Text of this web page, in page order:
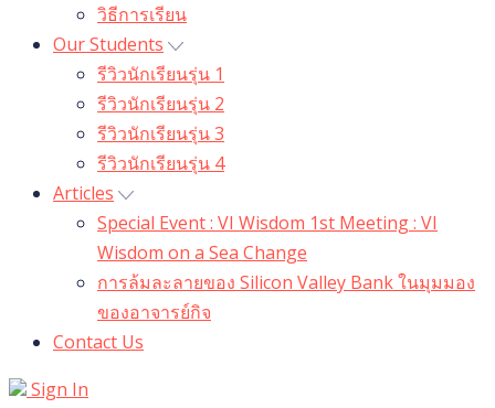
วิธีการเรียน
Our Students
รีวิวนักเรียนรุ่น 1
รีวิวนักเรียนรุ่น 2
รีวิวนักเรียนรุ่น 3
รีวิวนักเรียนรุ่น 4
Articles
Special Event : VI Wisdom 1st Meeting : VI
Wisdom on a Sea Change
การล้มละลายของ Silicon Valley Bank ในมุมมอง
ของอาจารย์กิจ
Contact Us
Sign In